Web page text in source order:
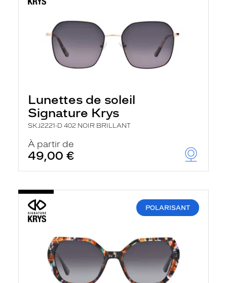
Lunettes de soleil
Signature Krys
SKJ2221-D 402 NOIR BRILLANT
À partir de
49,00 €
POLARISANT